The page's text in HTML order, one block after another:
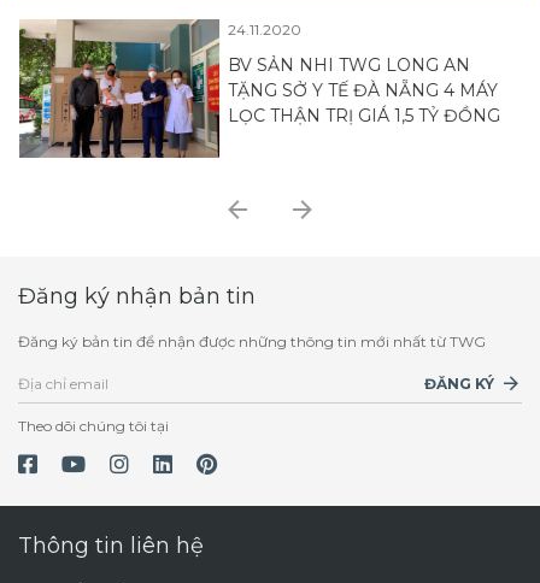
24.11.2020
BV SẢN NHI TWG LONG AN
TẶNG SỞ Y TẾ ĐÀ NẴNG 4 MÁY
LỌC THẬN TRỊ GIÁ 1,5 TỶ ĐỒNG
Đăng ký nhận bản tin
Đăng ký bản tin để nhận được những thông tin mới nhất từ TWG
ĐĂNG KÝ
Theo dõi chúng tôi tại
Thông tin liên hệ